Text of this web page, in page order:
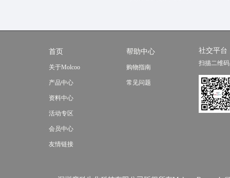
首页
关于Molcoo
产品中心
资料中心
活动专区
会员中心
友情链接
帮助中心
购物指南
常见问题
社交平台
扫描二维